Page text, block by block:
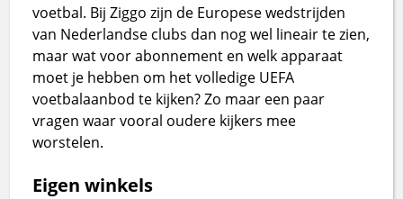
voetbal. Bij Ziggo zijn de Europese wedstrijden
van Nederlandse clubs dan nog wel lineair te zien,
maar wat voor abonnement en welk apparaat
moet je hebben om het volledige UEFA
voetbalaanbod te kijken? Zo maar een paar
vragen waar vooral oudere kijkers mee
worstelen.
Eigen winkels